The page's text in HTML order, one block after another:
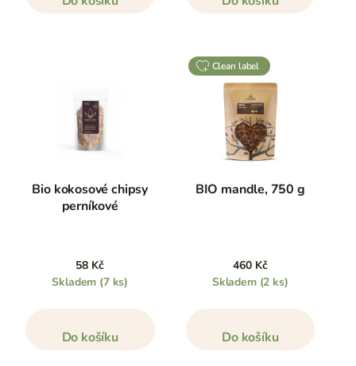
Bio kokosové chipsy
perníkové
58 Kč
Skladem (7 ks)
Do košíku
clean label
BIO mandle, 750 g
460 Kč
Skladem (2 ks)
Do košíku